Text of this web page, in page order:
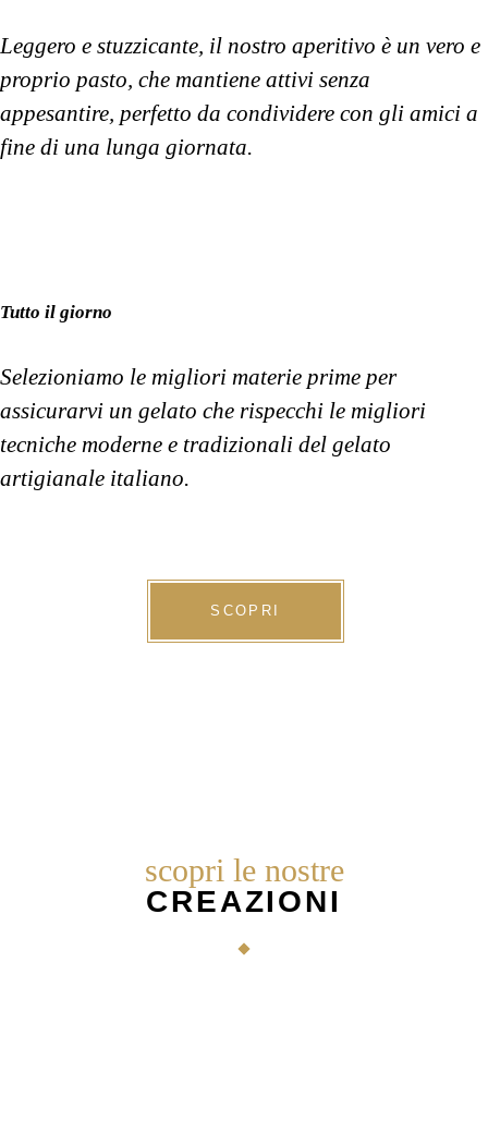
Leggero e stuzzicante, il nostro aperitivo è un vero e
proprio pasto, che mantiene attivi senza
appesantire, perfetto da condividere con gli amici a
fine di una lunga giornata.
Tutto il giorno
Selezioniamo le migliori materie prime per
assicurarvi un gelato che rispecchi le migliori
tecniche moderne e tradizionali del gelato
artigianale italiano.
SCOPRI
scopri le nostre
CREAZIONI